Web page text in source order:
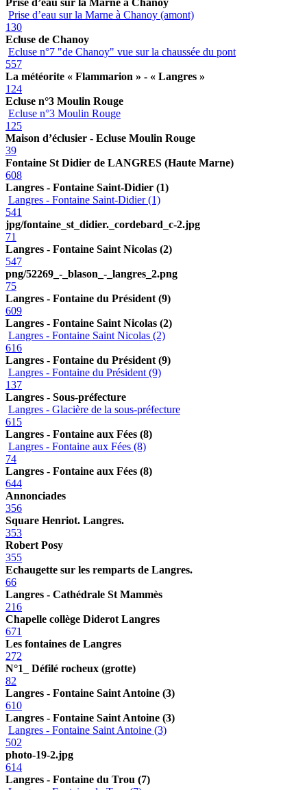
Prise d’eau sur la Marne à Chanoy (amont)
130
Ecluse de Chanoy
Ecluse n°7 "de Chanoy" vue sur la chaussée du pont
557
La météorite « Flammarion » - « Langres »
124
Ecluse n°3 Moulin Rouge
Ecluse n°3 Moulin Rouge
125
Maison d’éclusier - Ecluse Moulin Rouge
39
Fontaine St Didier de LANGRES (Haute Marne)
608
Langres - Fontaine Saint-Didier (1)
Langres - Fontaine Saint-Didier (1)
541
jpg/fontaine_st_didier._cordebard_c-2.jpg
71
Langres - Fontaine Saint Nicolas (2)
547
png/52269_-_blason_-_langres_2.png
75
Langres - Fontaine du Président (9)
609
Langres - Fontaine Saint Nicolas (2)
Langres - Fontaine Saint Nicolas (2)
616
Langres - Fontaine du Président (9)
Langres - Fontaine du Président (9)
137
Langres - Sous-préfecture
Langres - Glacière de la sous-préfecture
615
Langres - Fontaine aux Fées (8)
Langres - Fontaine aux Fées (8)
74
Langres - Fontaine aux Fées (8)
644
Annonciades
356
Square Henriot. Langres.
353
Robert Posy
355
Echaugette sur les remparts de Langres.
66
Langres - Cathédrale St Mammès
216
Chapelle collège Diderot Langres
671
Les fontaines de Langres
272
N°1_ Défilé rocheux (grotte)
82
Langres - Fontaine Saint Antoine (3)
610
Langres - Fontaine Saint Antoine (3)
Langres - Fontaine Saint Antoine (3)
502
photo-19-2.jpg
614
Langres - Fontaine du Trou (7)